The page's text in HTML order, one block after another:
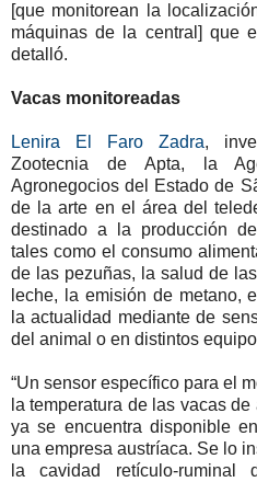
[que monitorean la
máquinas de la central] que
detalló.
Vacas monitoreadas
Lenira El Faro Zadra,
Zootecnia de Apta, la
Agronegocios del Estado de
de la arte en el área del
destinado a la producción
tales como el consumo
de las pezuñas, la salud de
leche, la emisión de metano,
la actualidad mediante de
del animal o en distintos
“Un sensor específico para el
la temperatura de las vacas
ya se encuentra disponible
una empresa austríaca. Se lo
la cavidad retículo-